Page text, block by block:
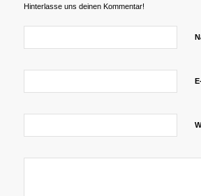
Hinterlasse uns deinen Kommentar!